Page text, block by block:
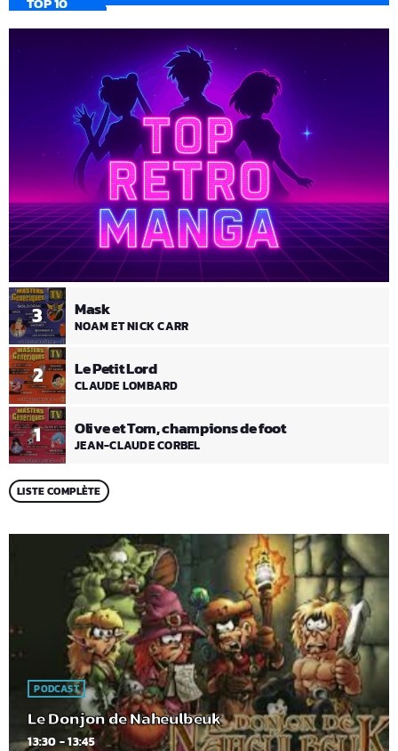
1 Olive et Tom, champions de foot
JEAN-CLAUDE CORBEL
2 Le Petit Lord
CLAUDE LOMBARD
3 Mask
NOAM ET NICK CARR
LISTE COMPLÈTE
PODCAST
Le Donjon de Naheulbeuk
13:30 - 13:45